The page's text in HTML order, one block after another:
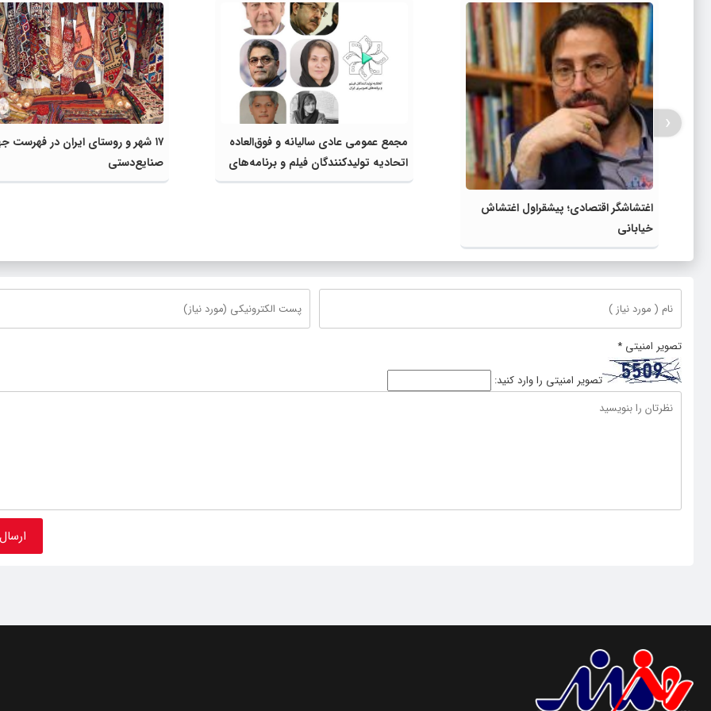
اغتشاشگر اقتصادی؛ پیشقراول اغتشاش
خیابانی
مجمع عمومی عادی سالیانه و فوق‌العاده
اتحادیه تولیدکنندگان فیلم و برنامه‌های
تصویری ایران برگزار شد
۱۷ شهر و روستای ایران در فهرست
صنایع‌دستی
‹
تصویر امنیتی *
تصویر امنیتی را وارد کنید: